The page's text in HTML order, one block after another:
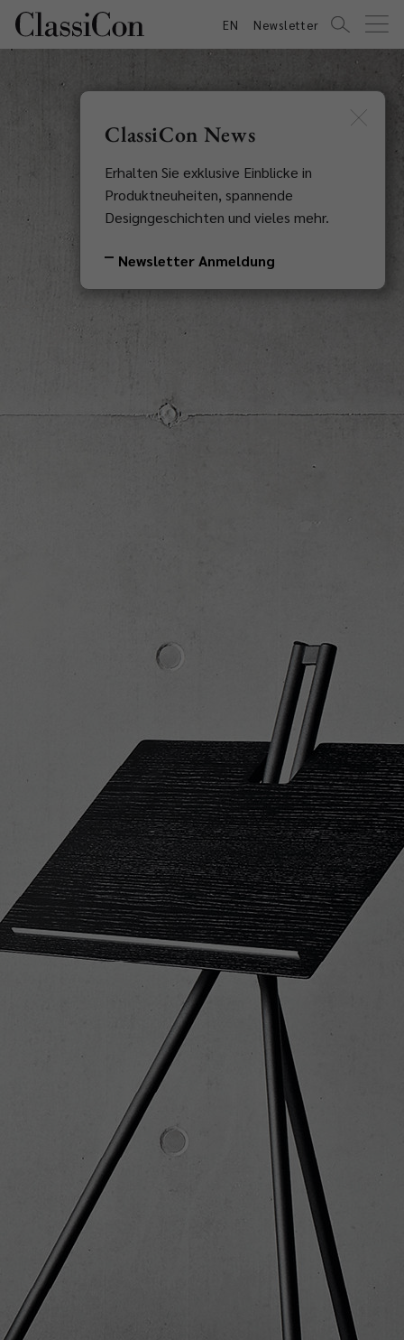
EN Newsletter
ClassiCon News
Erhalten Sie exklusive Einblicke in
Produktneuheiten, spannende
Designgeschichten und vieles mehr.
Newsletter Anmeldung